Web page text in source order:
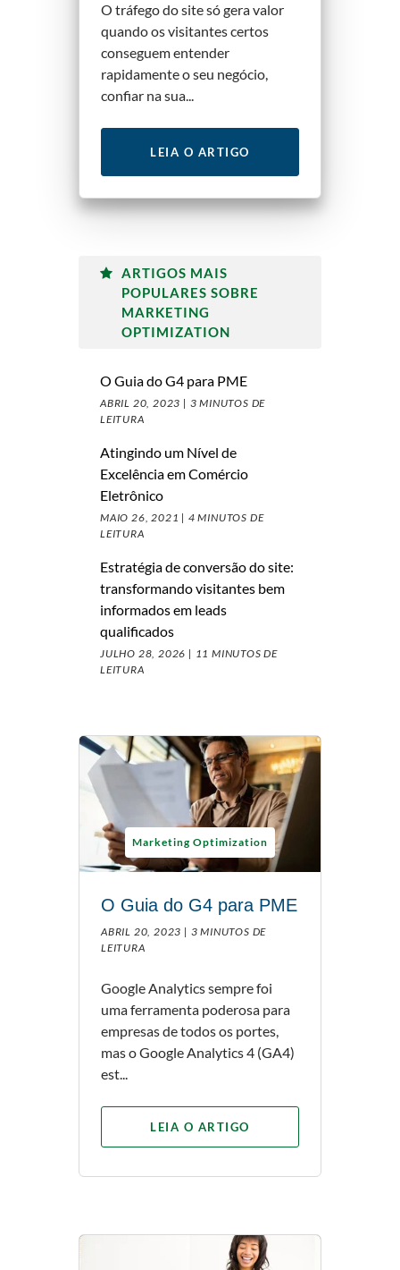
O tráfego do site só gera valor
quando os visitantes certos
conseguem entender
rapidamente o seu negócio,
confiar na sua...
LEIA O ARTIGO
Marketing Optimization
O Guia do G4 para PME
ABRIL 20, 2023 | 3 MINUTOS DE
LEITURA
Google Analytics sempre foi
uma ferramenta poderosa para
empresas de todos os portes,
mas o Google Analytics 4 (GA4)
est...
LEIA O ARTIGO
ARTIGOS MAIS
POPULARES SOBRE
MARKETING
OPTIMIZATION
O Guia do G4 para PME
ABRIL 20, 2023 | 3 MINUTOS DE
LEITURA
Atingindo um Nível de
Excelência em Comércio
Eletrônico
MAIO 26, 2021 | 4 MINUTOS DE
LEITURA
Estratégia de conversão do site:
transformando visitantes bem
informados em leads
qualificados
JULHO 28, 2026 | 11 MINUTOS DE
LEITURA